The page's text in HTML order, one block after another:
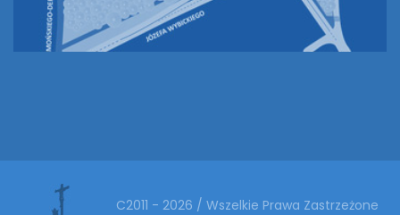
C2011 - 2026 / Wszelkie Prawa Zastrzeżone